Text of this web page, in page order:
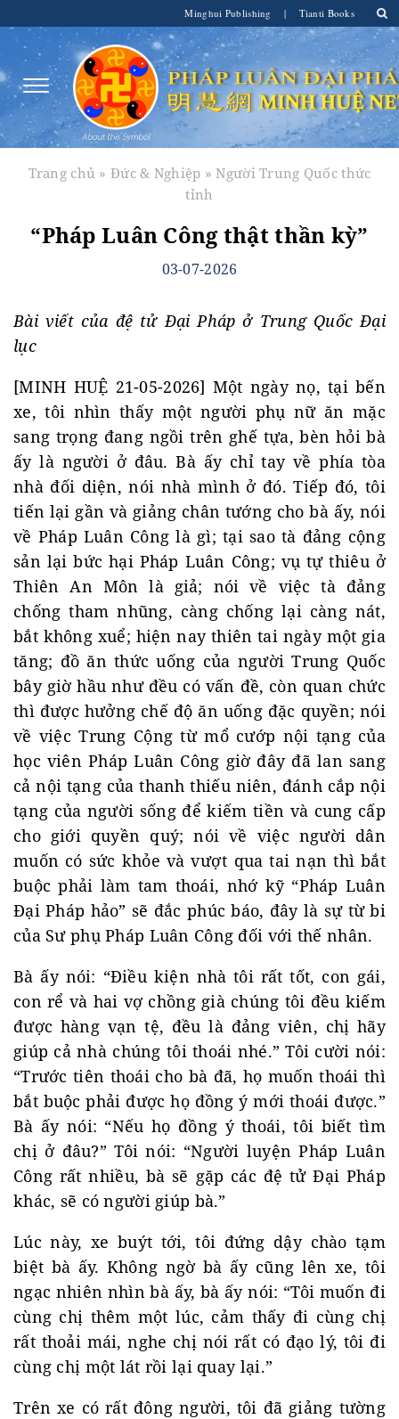
Minghui Publishing | Tianti Books
Trang chủ »Đức & Nghiệp » Người Trung Quốc thức
tỉnh
“Pháp Luân Công thật thần kỳ”
03-07-2026
Bài viết của đệ tử Đại Pháp ở Trung Quốc Đại
lục
[MINH HUỆ 21-05-2026] Một ngày nọ, tại bến
xe, tôi nhìn thấy một người phụ nữ ăn mặc
sang trọng đang ngồi trên ghế tựa, bèn hỏi bà
ấy là người ở đâu. Bà ấy chỉ tay về phía tòa
nhà đối diện, nói nhà mình ở đó. Tiếp đó, tôi
tiến lại gần và giảng chân tướng cho bà ấy, nói
về Pháp Luân Công là gì; tại sao tà đảng cộng
sản lại bức hại Pháp Luân Công; vụ tự thiêu ở
Thiên An Môn là giả; nói về việc tà đảng
chống tham nhũng, càng chống lại càng nát,
bắt không xuể; hiện nay thiên tai ngày một gia
tăng; đồ ăn thức uống của người Trung Quốc
bây giờ hầu như đều có vấn đề, còn quan chức
thì được hưởng chế độ ăn uống đặc quyền; nói
về việc Trung Cộng từ mổ cướp nội tạng của
học viên Pháp Luân Công giờ đây đã lan sang
cả nội tạng của thanh thiếu niên, đánh cắp nội
tạng của người sống để kiếm tiền và cung cấp
cho giới quyền quý; nói về việc người dân
muốn có sức khỏe và vượt qua tai nạn thì bắt
buộc phải làm tam thoái, nhớ kỹ “Pháp Luân
Đại Pháp hảo” sẽ đắc phúc báo, đây là sự từ bi
của Sư phụ Pháp Luân Công đối với thế nhân.
Bà ấy nói: “Điều kiện nhà tôi rất tốt, con gái,
con rể và hai vợ chồng già chúng tôi đều kiếm
được hàng vạn tệ, đều là đảng viên, chị hãy
giúp cả nhà chúng tôi thoái nhé.” Tôi cười nói:
“Trước tiên thoái cho bà đã, họ muốn thoái thì
bắt buộc phải được họ đồng ý mới thoái được.”
Bà ấy nói: “Nếu họ đồng ý thoái, tôi biết tìm
chị ở đâu?” Tôi nói: “Người luyện Pháp Luân
Công rất nhiều, bà sẽ gặp các đệ tử Đại Pháp
khác, sẽ có người giúp bà.”
Lúc này, xe buýt tới, tôi đứng dậy chào tạm
biệt bà ấy. Không ngờ bà ấy cũng lên xe, tôi
ngạc nhiên nhìn bà ấy, bà ấy nói: “Tôi muốn đi
cùng chị thêm một lúc, cảm thấy đi cùng chị
rất thoải mái, nghe chị nói rất có đạo lý, tôi đi
cùng chị một lát rồi lại quay lại.”
Trên xe có rất đông người, tôi đã giảng tường